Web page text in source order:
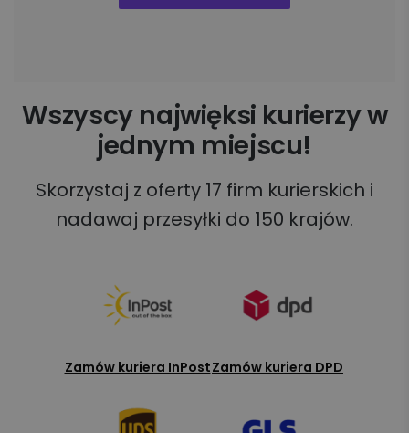
Wszyscy najwięksi kurierzy w
jednym miejscu!
Skorzystaj z oferty 17 firm kurierskich i
nadawaj przesyłki do 150 krajów.
Zamów kuriera InPostZamów kuriera DPD